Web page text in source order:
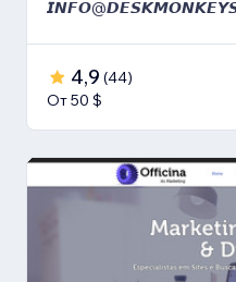
4,9 (44)
От 50 $